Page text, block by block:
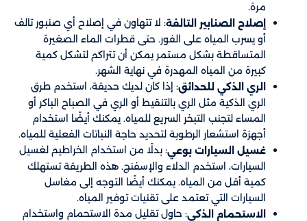
مرة.
إصلاح الصنابير التالفة: لا تتهاون في إصلاح أي صنبور تالف
أو يسرب المياه على الفور. حتى قطرات الماء الصغيرة
المتساقطة بشكل مستمر يمكن أن تتراكم لتشكل كمية
كبيرة من المياه المهدرة في نهاية الشهر.
الري الذكي للحدائق: إذا كان لديك حديقة، استخدم طرق
الري الذكية مثل الري بالتنقيط أو الري في الصباح الباكر أو
المساء لتجنب التبخر السريع للمياه. يمكنك أيضًا استخدام
أجهزة استشعار الرطوبة لتحديد حاجة النباتات الفعلية للمياه.
غسيل السيارات بوعي: بدلًا من استخدام الخراطيم لغسيل
السيارات، استخدم الدلاء والإسفنج. هذه الطريقة تستهلك
كمية أقل من المياه. يمكنك أيضًا التوجه إلى مغاسل
السيارات التي تعتمد على تقنيات توفير المياه.
الاستحمام الذكي: حاول تقليل مدة الاستحمام واستخدام